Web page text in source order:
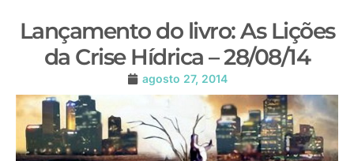
Lançamento do livro: As Lições
da Crise Hídrica – 28/08/14
agosto 27, 2014